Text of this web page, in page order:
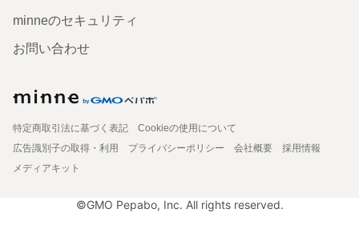
minneのセキュリティ
お問い合わせ
特定商取引法に基づく表記
Cookieの使用について
広告識別子の取得・利用
プライバシーポリシー 会社概要
採用情報
メディアキット
©GMO Pepabo, Inc. All rights reserved.